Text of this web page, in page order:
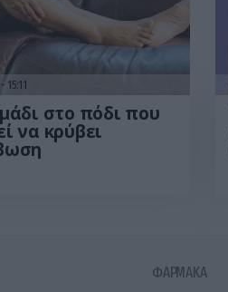
15:11
στο πόδι που
να κρύβει
ΦΑΡΜΑΚΑ